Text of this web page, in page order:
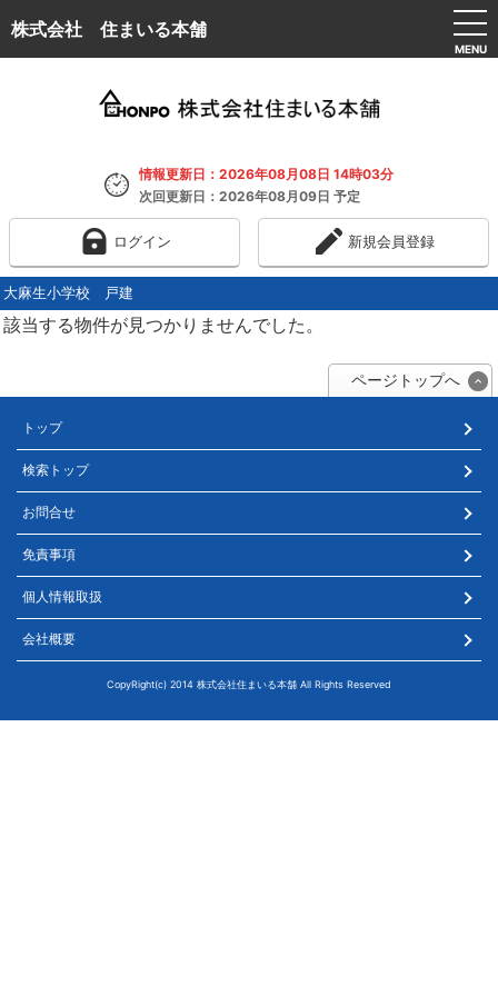
株式会社 住まいる本舗
情報更新日：2026年08月08日 14時03分
次回更新日：2026年08月09日 予定
ログイン 新規会員登録
大麻生小学校 戸建
該当する物件が見つかりませんでした。
ページトップへ
トップ
検索トップ
お問合せ
免責事項
個人情報取扱
会社概要
CopyRight(c) 2014 株式会社住まいる本舗 All Rights Reserved
MENU